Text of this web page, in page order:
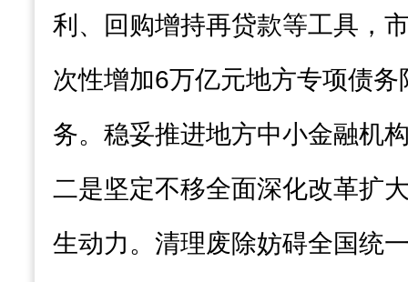
利、回购增持再贷款等工具，
次性增加6万亿元地方专项债
务。稳妥推进地方中小金融机
二是坚定不移全面深化改革扩
生动力。清理废除妨碍全国统